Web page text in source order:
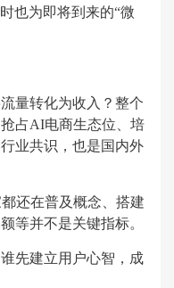
也为即将到来的“微
量转化为收入？整个
占AI电商生态位、培
业共识，也是国内外
还在普及概念、搭建
等并不是关键指标。
先建立用户心智，成